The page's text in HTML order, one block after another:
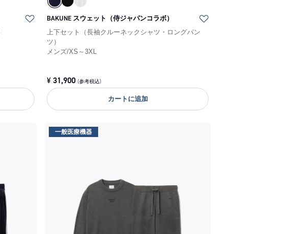
BAKUNE スウェット（侍ジャパンコラボ）
上下セット（長袖クルーネックシャツ・ロングパン
ツ）
メンズ/XS～3XL
¥31,900 (参考税込)
カートに追加
一般医療機器